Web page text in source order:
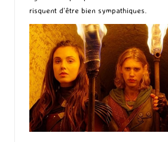
risquent d’être bien sympathiques.